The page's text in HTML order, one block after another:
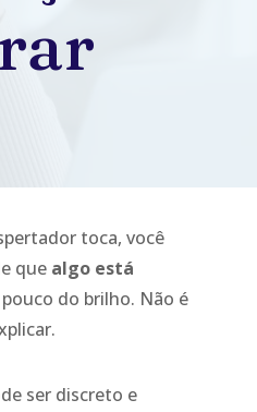
toca, você
que algo está
do brilho. Não é
ser discreto e